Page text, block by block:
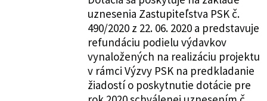
uznesenia Zastupiteľstva PSK č.
490/2020 z 22. 06. 2020 a predstavuje
refundáciu podielu výdavkov
vynaložených na realizáciu projektu
v rámci Výzvy PSK na predkladanie
žiadostí o poskytnutie dotácie pre